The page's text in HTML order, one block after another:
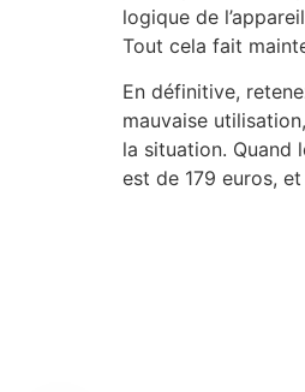
logique de
Tout cela fait
En définitive,
mauvaise
la situation. Quand
est de 179 euros,